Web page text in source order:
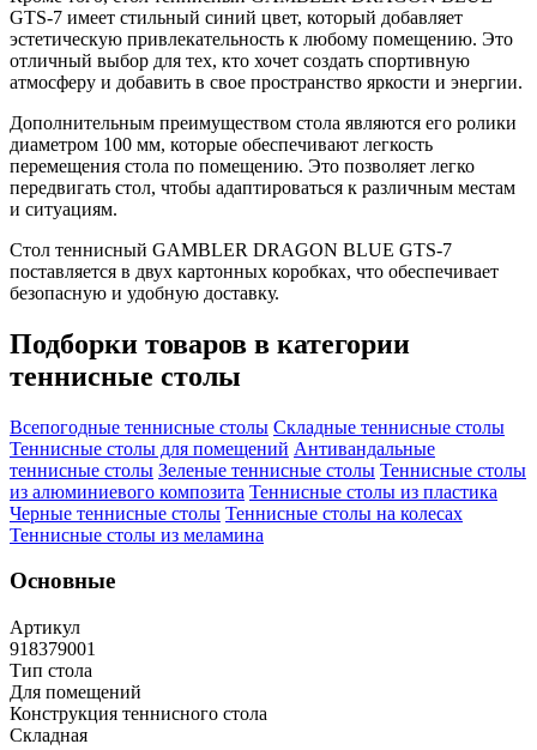
GTS-7 имеет стильный синий цвет, который добавляет
эстетическую привлекательность к любому помещению. Это
отличный выбор для тех, кто хочет создать спортивную
атмосферу и добавить в свое пространство яркости и энергии.
Дополнительным преимуществом стола являются его ролики
диаметром 100 мм, которые обеспечивают легкость
перемещения стола по помещению. Это позволяет легко
передвигать стол, чтобы адаптироваться к различным местам
и ситуациям.
Стол теннисный GAMBLER DRAGON BLUE GTS-7
поставляется в двух картонных коробках, что обеспечивает
безопасную и удобную доставку.
Подборки товаров в категории
теннисные столы
Всепогодные теннисные столы Складные теннисные столы
Теннисные столы для помещений Антивандальные
теннисные столы Зеленые теннисные столы Теннисные столы
из алюминиевого композита Теннисные столы из пластика
Черные теннисные столы Теннисные столы на колесах
Теннисные столы из меламина
Основные
Артикул
918379001
Тип стола
Для помещений
Конструкция теннисного стола
Складная